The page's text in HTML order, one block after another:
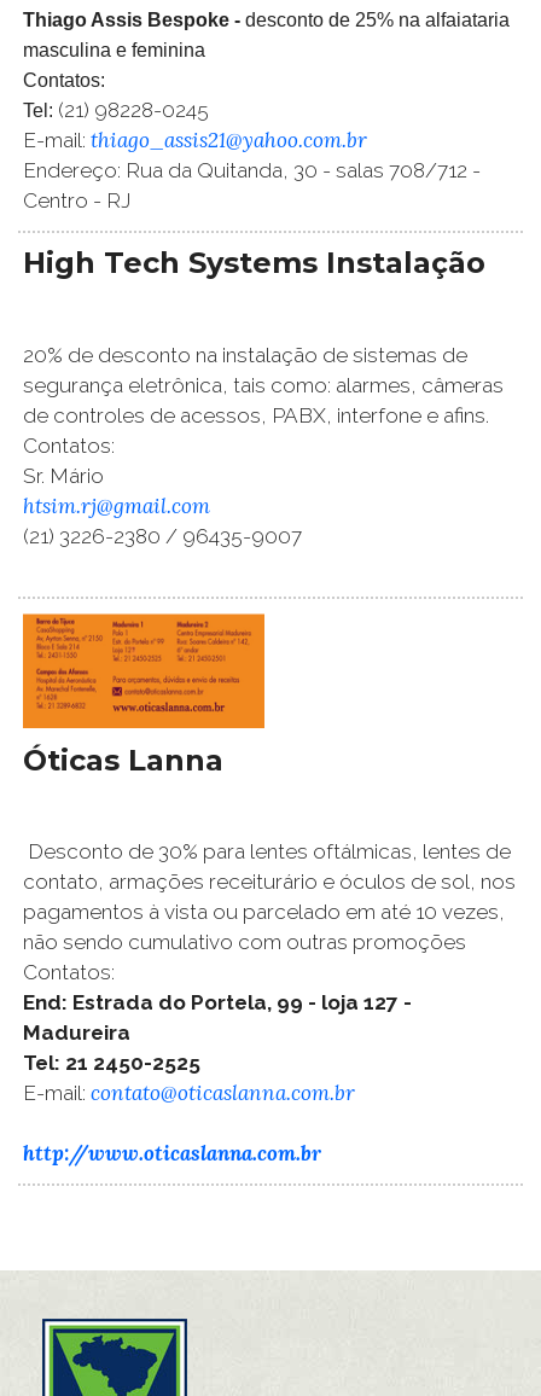
Thiago Assis Bespoke - desconto de 25% na alfaiataria
masculina e feminina
Contatos:
Tel: (21) 98228-0245
E-mail: thiago_assis21@yahoo.com.br
Endereço: Rua da Quitanda, 30 - salas 708/712 -
Centro - RJ
High Tech Systems Instalação
20% de desconto na instalação de sistemas de
segurança eletrônica, tais como: alarmes, câmeras
de controles de acessos, PABX, interfone e afins.
Contatos:
Sr. Mário
htsim.rj@gmail.com
(21) 3226-2380 / 96435-9007
Óticas Lanna
Desconto de 30% para lentes oftálmicas, lentes de
contato, armações receiturário e óculos de sol, nos
pagamentos à vista ou parcelado em até 10 vezes,
não sendo cumulativo com outras promoções
Contatos:
End: Estrada do Portela, 99 - loja 127 -
Madureira
Tel: 21 2450-2525
E-mail: contato@oticaslanna.com.br
http://www.oticaslanna.com.br